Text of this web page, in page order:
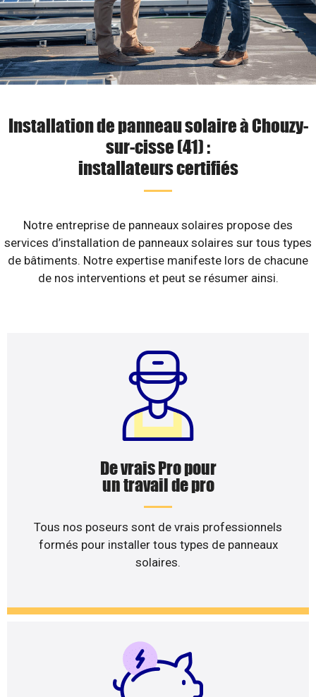
Installation de panneau solaire à Chouzy-
sur-cisse (41) :
installateurs certifiés
Notre entreprise de panneaux solaires propose des
services d’installation de panneaux solaires sur tous types
de bâtiments. Notre expertise manifeste lors de chacune
de nos interventions et peut se résumer ainsi.
De vrais Pro pour
un travail de pro
Tous nos poseurs sont de vrais professionnels
formés pour installer tous types de panneaux
solaires.